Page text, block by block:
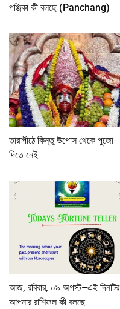
পঞ্জিকা কী বলছে (Panchang)
তারাপীঠে কিন্তু উপোস থেকে পুজো
দিতে নেই
আজ, রবিবার, ০৯ অগস্ট–এই দিনটির
আপনার রাশিফল কী বলছে